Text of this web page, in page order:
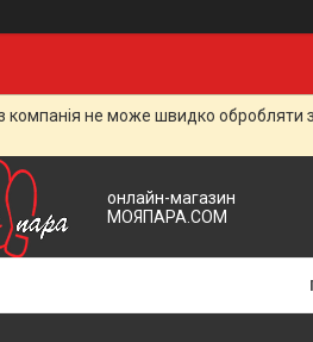
компанія не може швидко обробляти
онлайн-магазин
МОЯПАРА.COM